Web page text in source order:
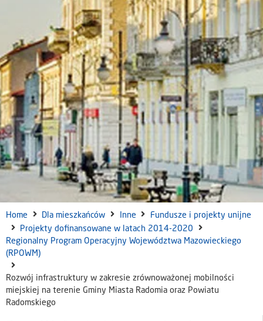
Home Dla mieszkańców Inne
Fundusze i projekty unijne
Projekty dofinansowane w latach 2014-2020
Regionalny Program Operacyjny Województwa Mazowieckiego
(RPOWM)
Rozwój infrastruktury w zakresie zrównoważonej mobilności
miejskiej na terenie Gminy Miasta Radomia oraz Powiatu
Radomskiego